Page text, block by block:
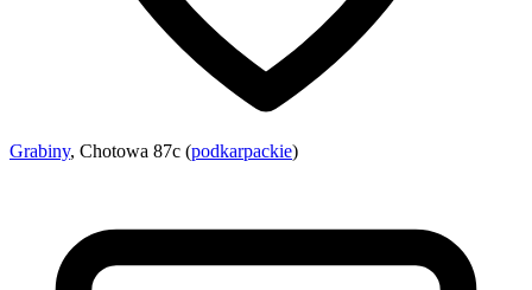
Grabiny, Chotowa 87c (podkarpackie)